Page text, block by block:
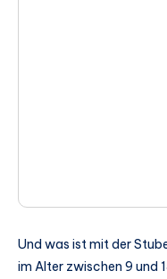
Und was ist mit der
im Alter zwischen 9 und